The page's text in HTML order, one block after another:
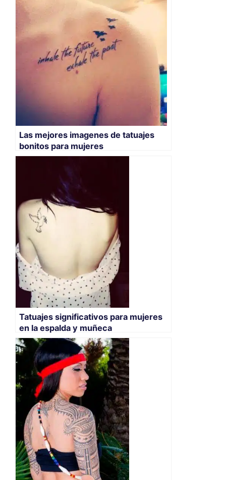
Las mejores imagenes de tatuajes
bonitos para mujeres
Tatuajes significativos para mujeres
en la espalda y muñeca